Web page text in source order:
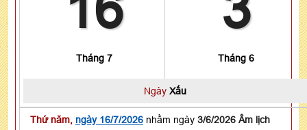
Tháng 7 Tháng 6
Ngày Xấu
Thứ năm, ngày 16/7/2026 nhằm ngày 3/6/2026 Âm lịch